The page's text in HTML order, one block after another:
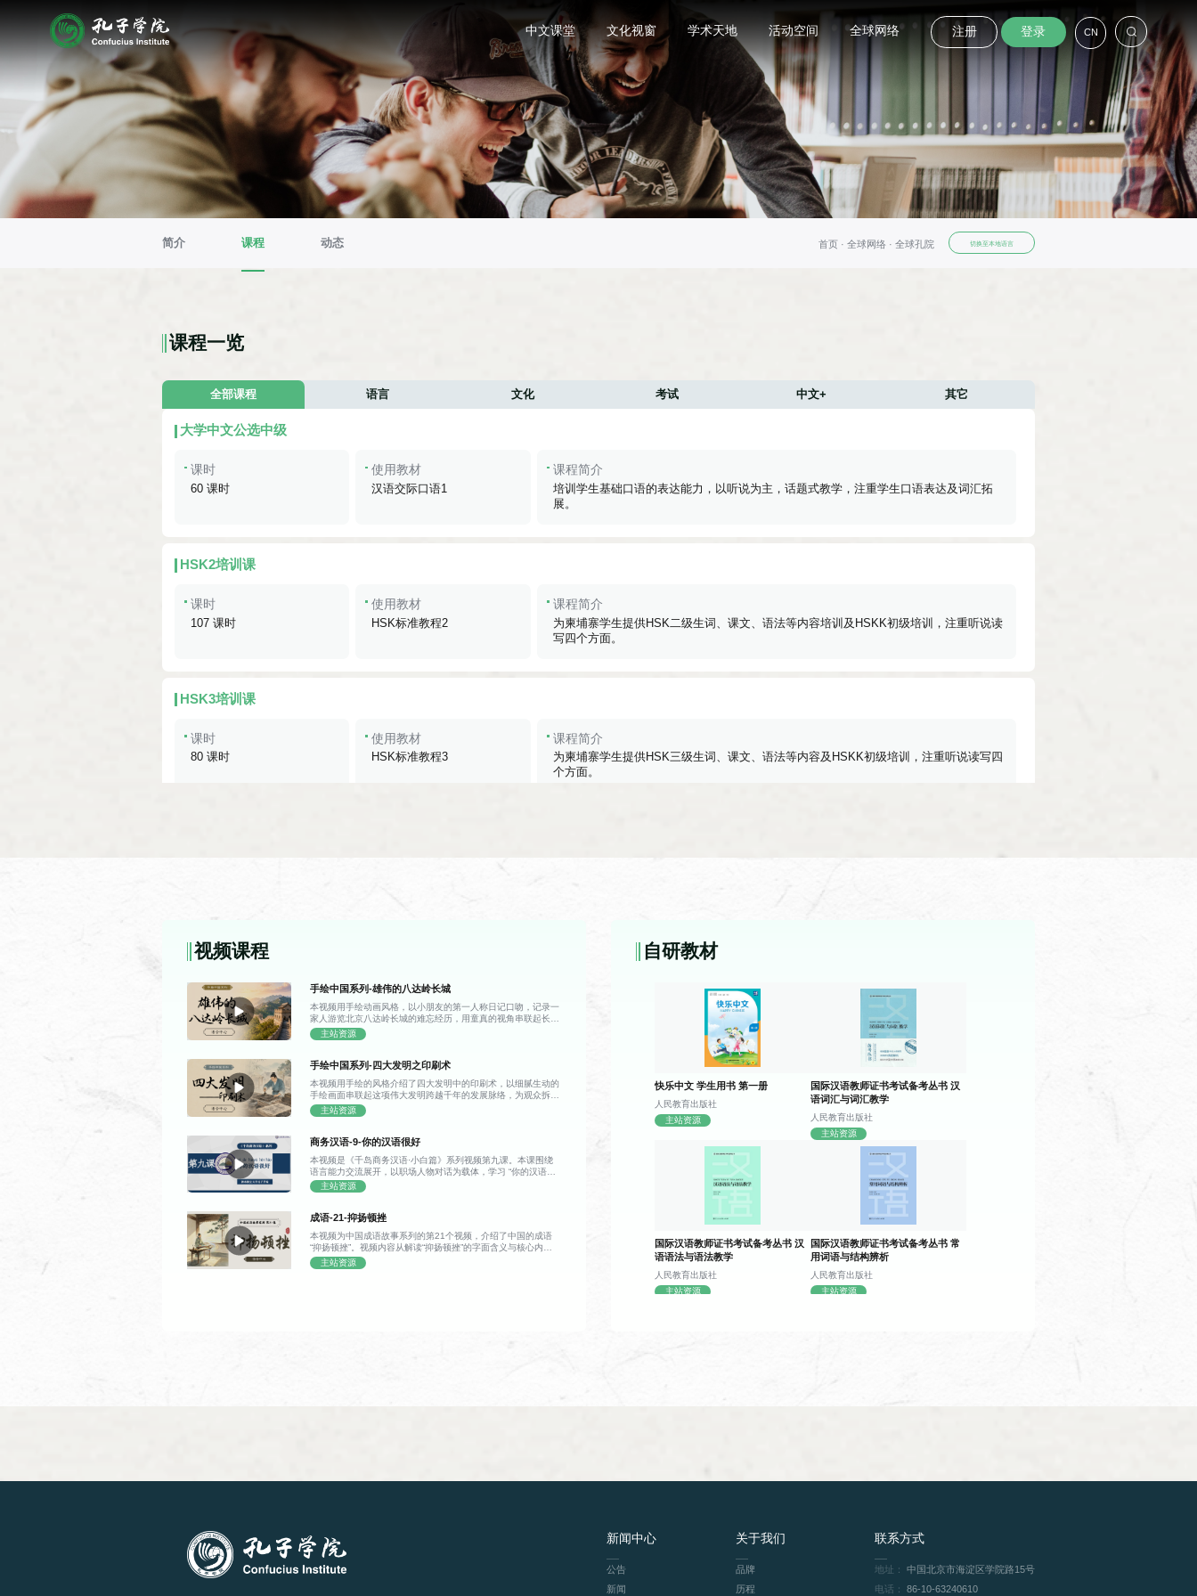
中文课堂 文化视窗 学术天地 活动空间 全球网络 注册 登录 CN
简介 课程 动态 首页 · 全球网络 · 全球孔院 切换至本地语言
课程一览
全部课程 语言 文化 考试 中文+ 其它
大学中文公选中级
课时
60 课时
使用教材
汉语交际口语1
课程简介
培训学生基础口语的表达能力，以听说为主，话题式教学，注重学生口语表达及词汇拓
展。
HSK2培训课
课时
107 课时
使用教材
HSK标准教程2
课程简介
为柬埔寨学生提供HSK二级生词、课文、语法等内容培训及HSKK初级培训，注重听说读
写四个方面。
HSK3培训课
课时
80 课时
使用教材
HSK标准教程3
课程简介
为柬埔寨学生提供HSK三级生词、课文、语法等内容及HSKK初级培训，注重听说读写四
个方面。
课程对象是柬埔寨中文专业大四学生，通过该课程的学习，使学生进一步掌握说明文、
课时
27 课时
使用教材
中国文化读本
课程简介
课程对象是柬埔寨中文专业大四学生，通过该课程的学习，使学生从地理、人口、建
筑、艺术、历史等方面了解中国文化。
初级听力综合下
67 课时
使用教材
发展汉语：初级汉语（下）
课程对象是柬埔寨中文专业大二学生，通过该课程的学习，使学生掌握日常生活常用交
际口语，能表达需求。
初级汉语综合下
课程对象是柬埔寨中文专业大二学生，通过该课程的学习，使学生进一步掌握常用中文
课时
64 课时 课程对象是柬埔寨初级中文学习者，通过学习该课程，使学生具备一定阅读能力。
视频课程
手绘中国系列-雄伟的八达岭长城
本视频用手绘动画风格，以小朋友的第一人称日记口吻，记录一
家人游览北京八达岭长城的难忘经历，用童真的视角串联起长城
的雄伟景致与千年故事，带领观众沉浸式感受这座世界文化遗产
的独特魅力。 日记里记录，当天由父亲驾车带全家前往八达岭
它顺着连绵的山脊铺展延伸，宛如一条雄伟的灰色巨龙盘踞在青
长城的雏形早在两千多年前便已出现，历经漫长岁月留存至今；
城墙每隔一段距离就有一座高耸的建筑，其中烽火台是古代传递
敌情的信号站，敌楼则供守城士兵驻守屯兵、存放物资。 游览
程，并介绍了明长城的总长规模。听完这些故事，小男孩不再只
将长城看作一道高墙，更读懂了它承载的历史重量，也真切体会
到了“不到长城非好汉”的深意。
主站资源
手绘中国系列-四大发明之印刷术
本视频用手绘的风格介绍了四大发明中的印刷术，以细腻生动的
手绘画面串联起这项伟大发明跨越千年的发展脉络，为观众拆解
中国古代印刷技术从雏形到成熟的演进之路，解锁藏在典籍与文
字背后的古人智慧。 视频首先回溯了印刷术的早期形态——唐
板为载体，工匠将文字与图案反向雕刻于板面之上，再刷墨覆纸
批量复制，彻底打破了手抄书籍效率低下、错漏频发的局限，让
知识传播的速度得到了质的飞跃。但与此同时，雕版印刷的短板
也十分明显：每印一种书籍便需雕刻一整套新版，一旦刻错一
带着对技术痛点的思考，视频将镜头转向北宋时期，还原了活字
印刷术诞生的趣味契机。平民工匠毕昇常年从事雕版工作，一次
刻版时不慎刻错一字，耗费多日心血的版面眼看就要作废，满心
无奈之际，他突然灵光乍现：既然整版雕刻容错率太低，何不将
每个字都做成独立的单字印？排版时按需组合，错字可随时替
换，印完还能拆分重复使用。顺着这个思路，他反复试验改良，
主站资源
商务汉语-9-你的汉语很好
本视频是《千岛商务汉语·小白篇》系列视频第九课。本课围绕
语言能力交流展开，以职场人物对话为载体，学习 “你的汉语很
好” 等核心问句，掌握说汉语、写汉字相关日常表达。课程重点
讲解情态动词“能”，以及“的”、形容词谓语句的含义与用法。课
式简单实用。
主站资源
成语-21-抑扬顿挫
本视频为中国成语故事系列的第21个视频，介绍了中国的成语
“抑扬顿挫”。视频内容从解读“抑扬顿挫”的字面含义与核心内涵
开始，逐步延伸到 “抑扬顿挫” 的演说实例与生活各类场景中的
实际体现。视频结合丘吉尔经典演说案例拆解技巧：“扬” 代表声
主站资源
自研教材
快乐中文 学生用书 第一册
人民教育出版社
主站资源
国际汉语教师证书考试备考丛书 汉
语词汇与词汇教学
人民教育出版社
主站资源
国际汉语教师证书考试备考丛书 汉
语语法与语法教学
人民教育出版社
主站资源
国际汉语教师证书考试备考丛书 常
用词语与结构辨析
人民教育出版社
主站资源
新闻中心
公告
新闻
关于我们
品牌
历程
联系方式
地址：
中国北京市海淀区学院路15号
电话：
86-10-63240610